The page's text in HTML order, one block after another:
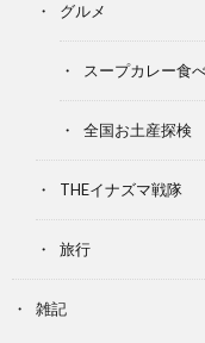
グルメ
スープカレー食
全国お土産探検
THEイナズマ戦隊
旅行
雑記